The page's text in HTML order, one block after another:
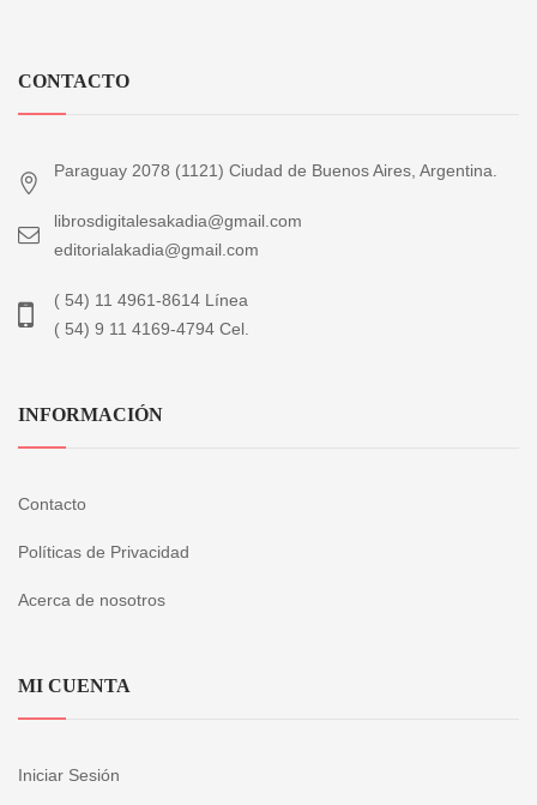
CONTACTO
Paraguay 2078 (1121) Ciudad de Buenos Aires, Argentina.
librosdigitalesakadia@gmail.com
editorialakadia@gmail.com
( 54) 11 4961-8614 Línea
( 54) 9 11 4169-4794 Cel.
INFORMACIÓN
Contacto
Políticas de Privacidad
Acerca de nosotros
MI CUENTA
Iniciar Sesión